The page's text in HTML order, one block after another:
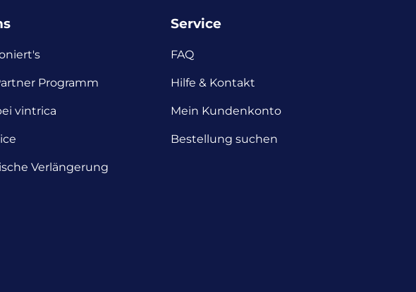
Programm
vintrica
Verlängerung
Service
FAQ
Hilfe & Kontakt
Mein Kundenkonto
Bestellung suchen